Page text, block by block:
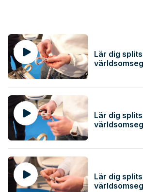
Lär dig
Lär dig
Lär dig